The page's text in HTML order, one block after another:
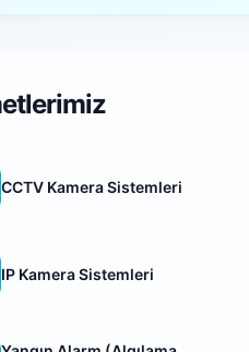
CCTV Kamera Sistemleri
IP Kamera Sistemleri